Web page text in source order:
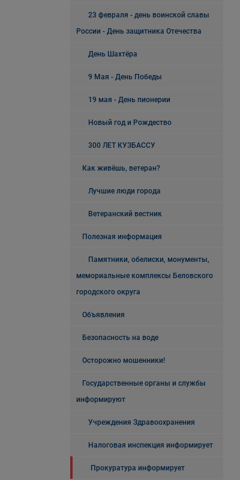
23 февраля - день воинской славы
России - День защитника Отечества
День Шахтёра
9 Мая - День Победы
19 мая - День пионерии
Новый год и Рождество
300 ЛЕТ КУЗБАССУ
Как живёшь, ветеран?
Лучшие люди города
Ветеранский вестник
Полезная информация
Памятники, обелиски, монументы,
мемориальные комплексы Беловского
городского округа
Объявления
Безопасность на воде
Осторожно мошенники!
Государственные органы и службы
информируют
Учреждения Здравоохранения
Налоговая инспекция информирует
Прокуратура информирует